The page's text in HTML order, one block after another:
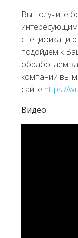
Вы получите
подойдем к
обработаем
компании вы
сайте https://
Видео: